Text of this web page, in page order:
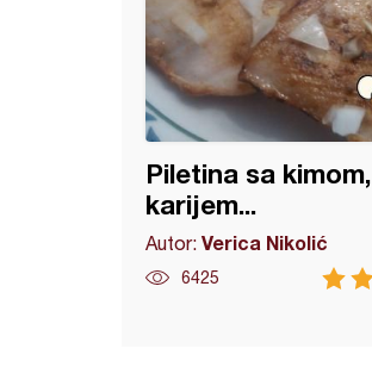
Piletina sa kimom,
karijem...
Autor: Verica Nikolić
6425